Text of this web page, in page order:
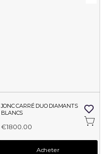
JONC CARRÉ DUO DIAMANTS
BLANCS
€1800.00
Acheter